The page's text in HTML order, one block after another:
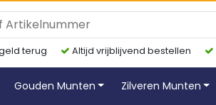
terug Altijd vrijblijvend bestellen
Gouden Munten Zilveren Munten